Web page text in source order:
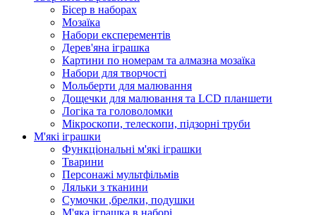
Бісер в наборах
Мозаїка
Набори експерементів
Дерев'яна іграшка
Картини по номерам та алмазна мозаїка
Набори для творчості
Мольберти для малювання
Дощечки для малювання та LCD планшети
Логіка та головоломки
Мікроскопи, телескопи, підзорні труби
М'які іграшки
Функціональні м'які іграшки
Тварини
Персонажі мультфільмів
Ляльки з тканини
Сумочки ,брелки, подушки
М'яка іграшка в наборі